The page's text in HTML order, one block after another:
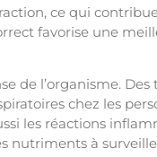
ce qui
favorise une
de l’organisme.
chez les
les réactions
nutriments à